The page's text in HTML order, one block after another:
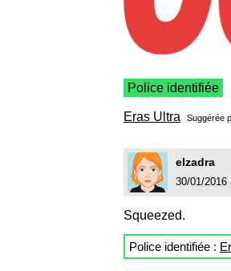
Police identifiée
Eras Ultra Suggérée
elzadra
30/01/2016
Squeezed.
Police identifiée :